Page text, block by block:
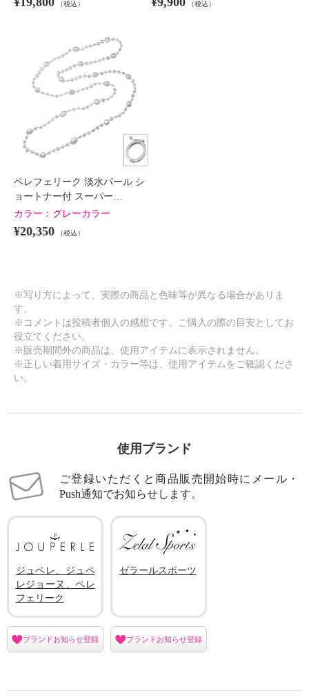
（税込） （税込）
ペレフェリーク 淡水パール シ
ョートナー付 スーパー…
カラー： グレーカラー
¥20,350 （税込）
※写り方によって、実際の商品と色味等が異なる場合がありま
す。
※コメントは投稿者個人の感想です。ご購入の際の目安としてお
役立てください。
※販売期間外の商品は、使用アイテムに表示されません。
※正しい着用サイズ・カラー等は、使用アイテムをご確認くださ
い。
使用ブランド
ご登録いただくと商品販売開始時にメール・
Push通知でお知らせします。
ジュペレ、ジュペ
レジョーヌ、ペレ
フェリーク
ブランドお知らせ登録
ゼラールスポーツ
ブランドお知らせ登録